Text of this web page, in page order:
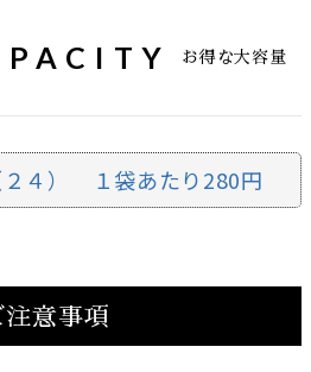
お得な大容量
２４） １袋あたり280円
注意事項